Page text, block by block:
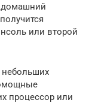
домашний
или второй
процессор или